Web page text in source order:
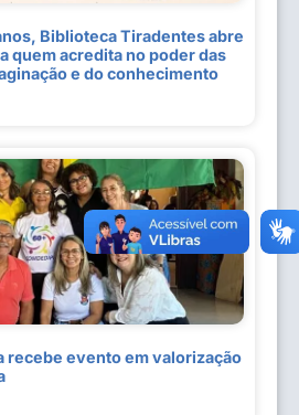
Biblioteca Tiradentes abre
quem acredita no poder das
e do conhecimento
recebe evento em valorização